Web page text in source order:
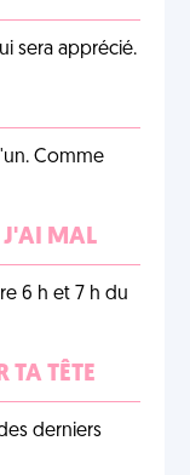
sera apprécié.
Comme
J'AI MAL
6 h et 7 h du
TÊTE
derniers